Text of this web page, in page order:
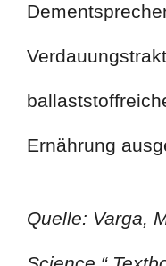
Ernährung
Quelle: Varga,